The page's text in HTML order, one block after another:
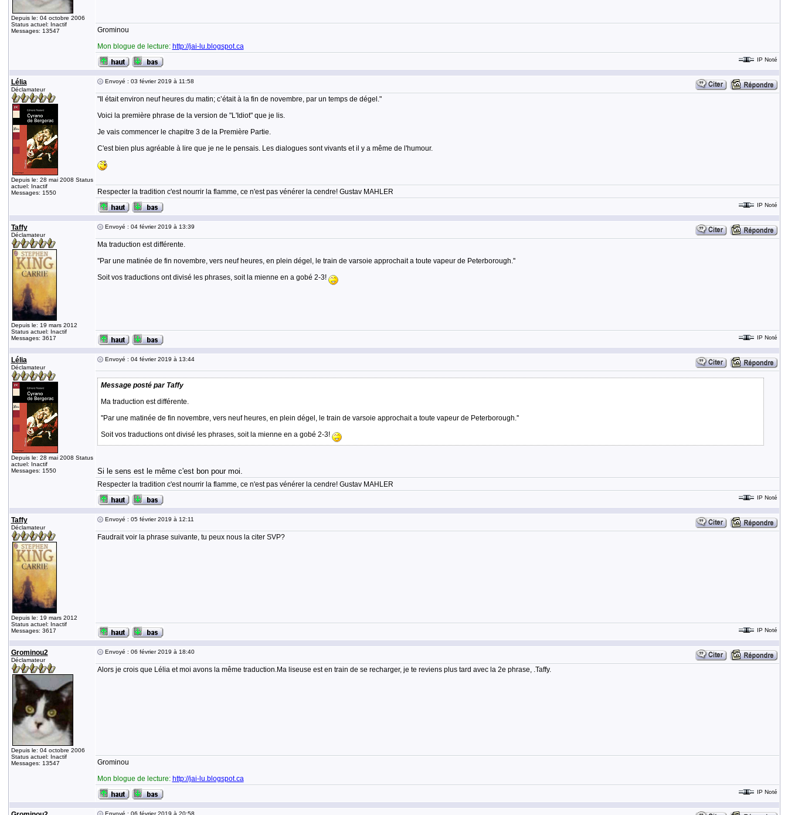
Depuis le: 04 octobre 2006
Status actuel: Inactif
Messages: 13547
Grominou
Mon blogue de lecture: http://jai-lu.blogspot.ca
IP Noté
Lélia
Déclamateur
Depuis le: 28 mai 2008 Status
actuel: Inactif
Messages: 1550
Envoyé : 03 février 2019 à 11:58
"Il était environ neuf heures du matin; c’était à la fin de novembre, par un temps de dégel."
Voici la première phrase de la version de "L'Idiot" que je lis.
Je vais commencer le chapitre 3 de la Première Partie.
C'est bien plus agréable à lire que je ne le pensais. Les dialogues sont vivants et il y a même de l'humour.
Respecter la tradition c'est nourrir la flamme, ce n'est pas vénérer la cendre! Gustav MAHLER
IP Noté
Taffy
Déclamateur
Depuis le: 19 mars 2012
Status actuel: Inactif
Messages: 3617
Envoyé : 04 février 2019 à 13:39
Ma traduction est différente.
''Par une matinée de fin novembre, vers neuf heures, en plein dégel, le train de varsoie approchait a toute vapeur de Peterborough.''
Soit vos traductions ont divisé les phrases, soit la mienne en a gobé 2-3!
IP Noté
Lélia
Déclamateur
Depuis le: 28 mai 2008 Status
actuel: Inactif
Messages: 1550
Envoyé : 04 février 2019 à 13:44
Message posté par Taffy
Ma traduction est différente.
''Par une matinée de fin novembre, vers neuf heures, en plein dégel, le train de varsoie approchait a toute vapeur de Peterborough.''
Soit vos traductions ont divisé les phrases, soit la mienne en a gobé 2-3!
Si le sens est le même c'est bon pour moi.
Respecter la tradition c'est nourrir la flamme, ce n'est pas vénérer la cendre! Gustav MAHLER
IP Noté
Taffy
Déclamateur
Depuis le: 19 mars 2012
Status actuel: Inactif
Messages: 3617
Envoyé : 05 février 2019 à 12:11
Faudrait voir la phrase suivante, tu peux nous la citer SVP?
IP Noté
Grominou2
Déclamateur
Depuis le: 04 octobre 2006
Status actuel: Inactif
Messages: 13547
Envoyé : 06 février 2019 à 18:40
Alors je crois que Lélia et moi avons la même traduction.Ma liseuse est en train de se recharger, je te reviens plus tard avec la 2e phrase, .Taffy.
Grominou
Mon blogue de lecture: http://jai-lu.blogspot.ca
IP Noté
Envoyé : 06 février 2019 à 20:58